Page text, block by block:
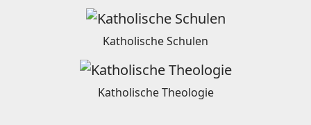
Katholische Schulen
Katholische Theologie